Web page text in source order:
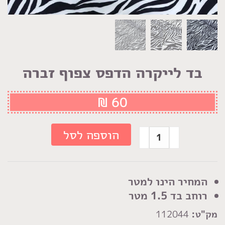
בד לייקרה הדפס צפוף זברה
המחיר הינו למטר
רוחב בד 1.5 מטר
מק"ט:
₪ 60
כמות
של
הדפס
צפוף
זברה
הוספה לסל